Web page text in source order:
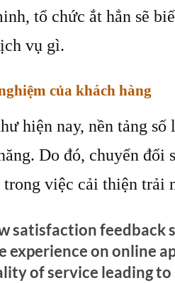
tổ chức ắt hẳn sẽ
vụ gì.
của khách hàng
hiện nay, nền tảng
Do đó, chuyển đổi
việc cải thiện trải
satisfaction feedback
experience on online
of service leading